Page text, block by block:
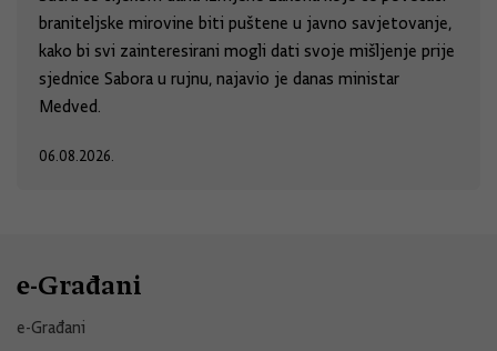
braniteljske mirovine biti puštene u javno savjetovanje,
kako bi svi zainteresirani mogli dati svoje mišljenje prije
sjednice Sabora u rujnu, najavio je danas ministar
Medved.
06.08.2026.
e-Građani
e-Građani